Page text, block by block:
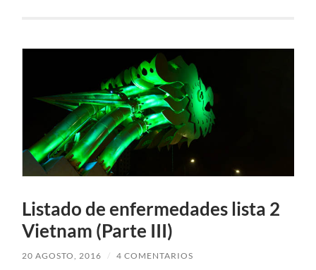
Listado de enfermedades lista 2
Vietnam (Parte III)
20 AGOSTO, 2016 / 4 COMENTARIOS